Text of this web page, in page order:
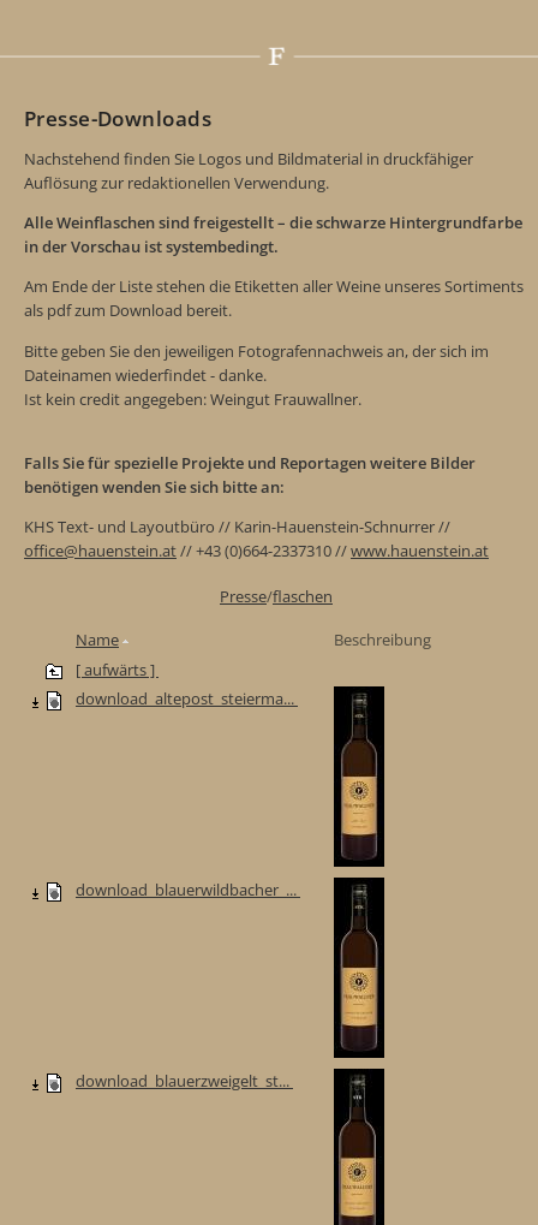
Presse-Downloads
Nachstehend finden Sie Logos und Bildmaterial in druckfähiger
Auflösung zur redaktionellen Verwendung.
Alle Weinflaschen sind freigestellt – die schwarze Hintergrundfarbe
in der Vorschau ist systembedingt.
Am Ende der Liste stehen die Etiketten aller Weine unseres Sortiments
als pdf zum Download bereit.
Bitte geben Sie den jeweiligen Fotografennachweis an, der sich im
Dateinamen wiederfindet - danke.
Ist kein credit angegeben: Weingut Frauwallner.
Falls Sie für spezielle Projekte und Reportagen weitere Bilder
benötigen wenden Sie sich bitte an:
KHS Text- und Layoutbüro // Karin-Hauenstein-Schnurrer //
office@hauenstein.at// +43 (0)664-2337310 //www.hauenstein.at
Presse/flaschen
Name
Beschreibung
[ aufwärts ]
download_altepost_steierma...
download_blauerwildbacher_...
download_blauerzweigelt_st...